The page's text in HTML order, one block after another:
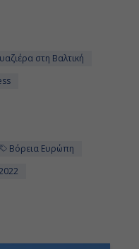
Αγγλία
στη Βαλτική
Βόρεια Ευρώπη